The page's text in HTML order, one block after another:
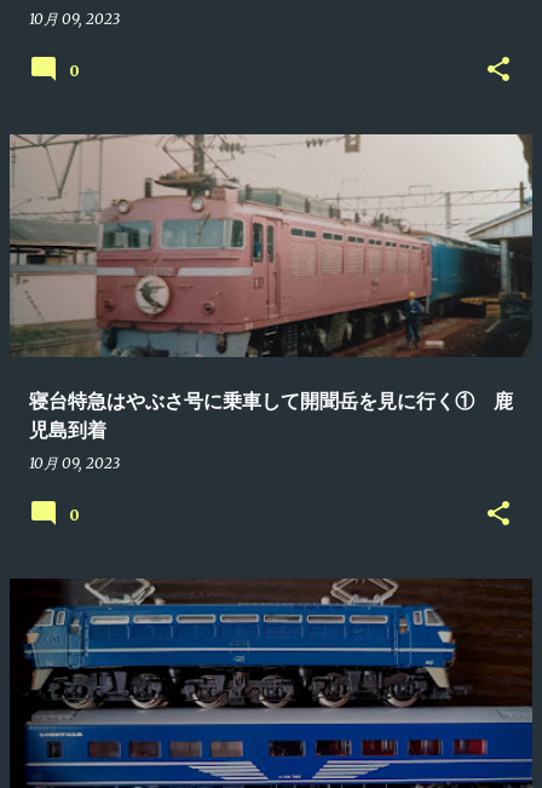
10月 09, 2023
0
寝台特急はやぶさ号に乗車して開聞岳を見に行く① 鹿
児島到着
10月 09, 2023
0